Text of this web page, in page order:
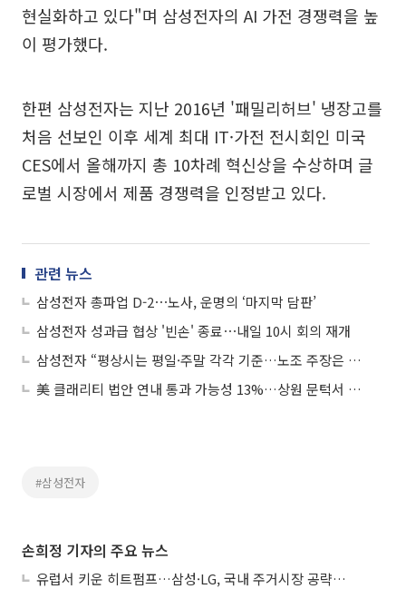
현실화하고 있다"며 삼성전자의 AI 가전 경쟁력을 높
이 평가했다.
한편 삼성전자는 지난 2016년 '패밀리허브' 냉장고를
처음 선보인 이후 세계 최대 IT·가전 전시회인 미국
CES에서 올해까지 총 10차례 혁신상을 수상하며 글
로벌 시장에서 제품 경쟁력을 인정받고 있다.
관련 뉴스
삼성전자 총파업 D-2⋯노사, 운명의 ‘마지막 담판’
삼성전자 성과급 협상 '빈손' 종료⋯내일 10시 회의 재개
삼성전자 “평상시는 평일·주말 각각 기준…노조 주장은 법원 결정 호도”
美 클래리티 법안 연내 통과 가능성 13%…상원 문턱서 제동
#삼성전자
손희정 기자의 주요 뉴스
유럽서 키운 히트펌프…삼성·LG, 국내 주거시장 공략 ‘속도’